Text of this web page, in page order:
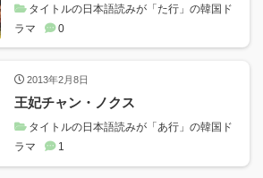
タイトルの日本語読みが「た行」の韓国ド
ラマ
0
2013年2月8日
王妃チャン・ノクス
タイトルの日本語読みが「あ行」の韓国ド
ラマ
1